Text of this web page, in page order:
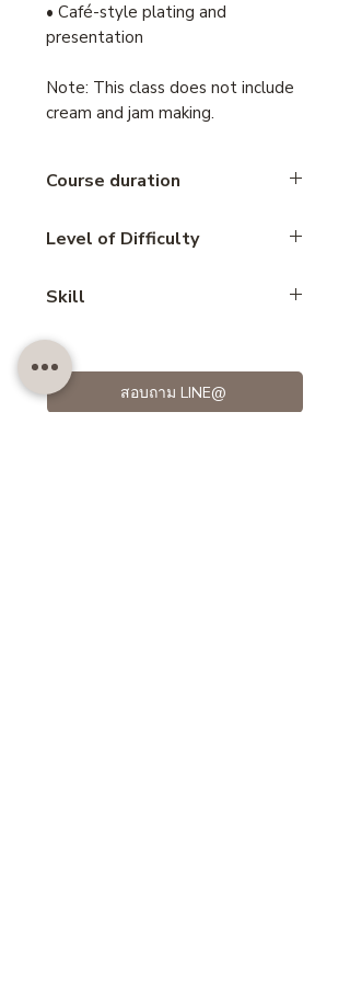
• Café-style plating and
presentation
Note: This class does not include
cream and jam making.
Course duration
Level of Difficulty
Skill
Scone
สอบถาม LINE@